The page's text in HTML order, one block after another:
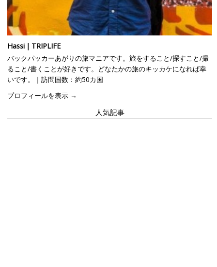
Hassi｜TRIPLIFE
バックパッカーあがりの旅マニアです。旅をすること/探すこと/撮
ること/書くことが好きです。どなたかの旅のキッカケになれば幸
いです。｜訪問国数：約50カ国
プロフィールを表示 →
人気記事